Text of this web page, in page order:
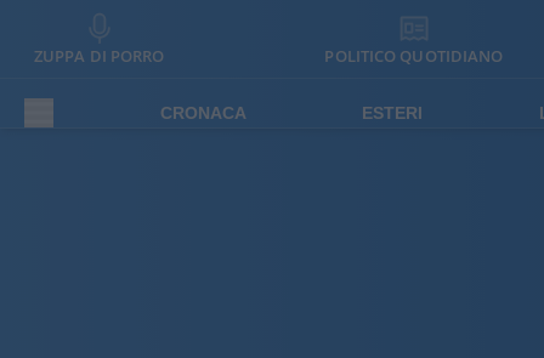
ZUPPA DI PORRO POLITICO QUOTIDIANO
CRONACA ESTERI